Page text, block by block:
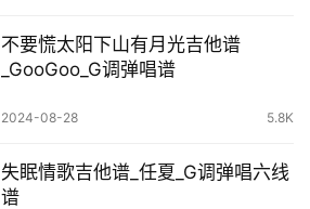
不要慌太阳下山有月光吉他谱
_GooGoo_G调弹唱谱
2024-08-28 5.8K
失眠情歌吉他谱_任夏_G调弹唱六线
谱